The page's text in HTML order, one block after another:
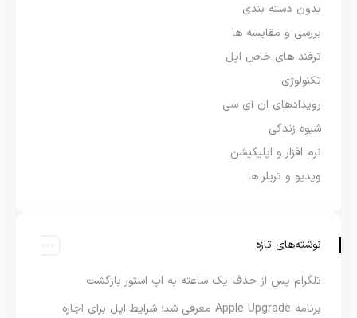
بدون دسته بندی
بررسی و مقایسه ها
ترفند های خاص اپل
تکنولوژی
رویدادهای ان آی سی
شیوه زندگی
نرم افزار و اپلیکیشن
ویدیو و تریلر ها
نوشته‌های تازه
تلگرام پس از حذف یک ساعته به اپ استور بازگشت
برنامه Apple Upgrade معرفی شد؛ شرایط اپل برای اجاره